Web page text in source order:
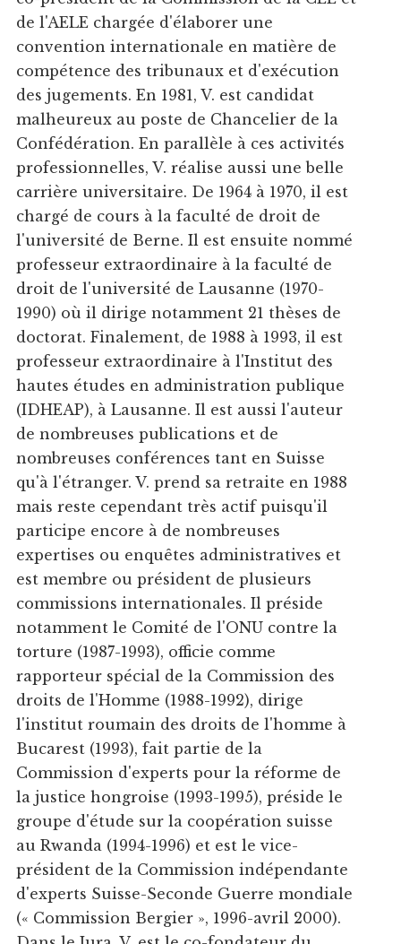
de l'AELE chargée d'élaborer une
convention internationale en matière de
compétence des tribunaux et d'exécution
des jugements. En 1981, V. est candidat
malheureux au poste de Chancelier de la
Confédération. En parallèle à ces activités
professionnelles, V. réalise aussi une belle
carrière universitaire. De 1964 à 1970, il est
chargé de cours à la faculté de droit de
l'université de Berne. Il est ensuite nommé
professeur extraordinaire à la faculté de
droit de l'université de Lausanne (1970-
1990) où il dirige notamment 21 thèses de
doctorat. Finalement, de 1988 à 1993, il est
professeur extraordinaire à l'Institut des
hautes études en administration publique
(IDHEAP), à Lausanne. Il est aussi l'auteur
de nombreuses publications et de
nombreuses conférences tant en Suisse
qu'à l'étranger. V. prend sa retraite en 1988
mais reste cependant très actif puisqu'il
participe encore à de nombreuses
expertises ou enquêtes administratives et
est membre ou président de plusieurs
commissions internationales. Il préside
notamment le Comité de l'ONU contre la
torture (1987-1993), officie comme
rapporteur spécial de la Commission des
droits de l'Homme (1988-1992), dirige
l'institut roumain des droits de l'homme à
Bucarest (1993), fait partie de la
Commission d'experts pour la réforme de
la justice hongroise (1993-1995), préside le
groupe d'étude sur la coopération suisse
au Rwanda (1994-1996) et est le vice-
président de la Commission indépendante
d'experts Suisse-Seconde Guerre mondiale
(« Commission Bergier », 1996-avril 2000).